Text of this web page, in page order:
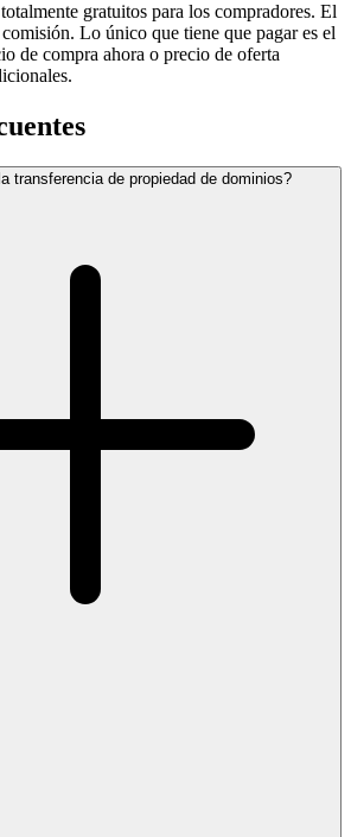
gratuitos para los compradores. El
Lo único que tiene que pagar es el
de compra ahora o precio de oferta
transferencia de propiedad de dominios?